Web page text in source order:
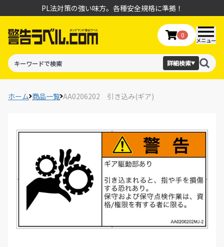
PL法対策の強い味方。各種安全規格に準拠！
詳細検索▼
0
メニュー
ホーム 商品一覧 AA0206202 引き込み(ギア)